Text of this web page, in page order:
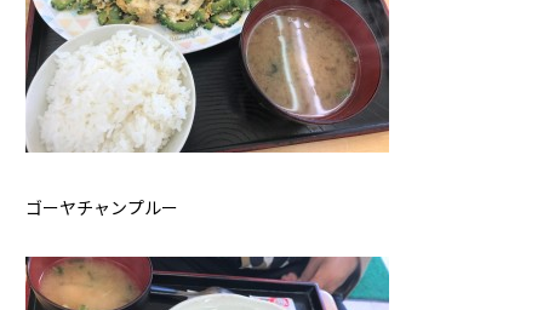
ゴーヤチャンプルー